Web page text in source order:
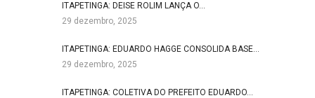
ITAPETINGA: DEISE ROLIM LANÇA O…
29 dezembro, 2025
ITAPETINGA: EDUARDO HAGGE CONSOLIDA BASE…
29 dezembro, 2025
ITAPETINGA: COLETIVA DO PREFEITO EDUARDO…